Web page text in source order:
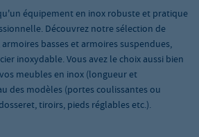
équipement en inox robuste et pratique
Découvrez notre sélection de
basses et armoires suspendues,
inoxydable. Vous avez le choix aussi bien
meubles en inox (longueur et
des modèles (portes coulissantes ou
tiroirs, pieds réglables etc.).